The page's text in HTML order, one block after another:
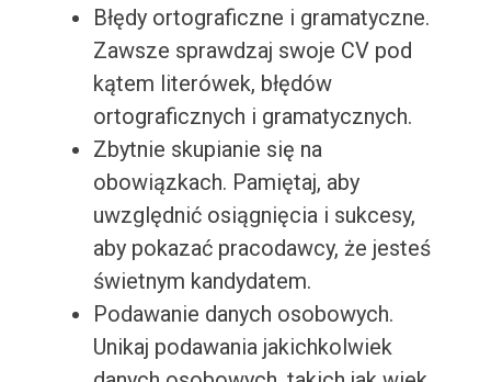
Błędy ortograficzne i gramatyczne.
Zawsze sprawdzaj swoje CV pod
kątem literówek, błędów
ortograficznych i gramatycznych.
Zbytnie skupianie się na
obowiązkach. Pamiętaj, aby
uwzględnić osiągnięcia i sukcesy,
aby pokazać pracodawcy, że jesteś
świetnym kandydatem.
Podawanie danych osobowych.
Unikaj podawania jakichkolwiek